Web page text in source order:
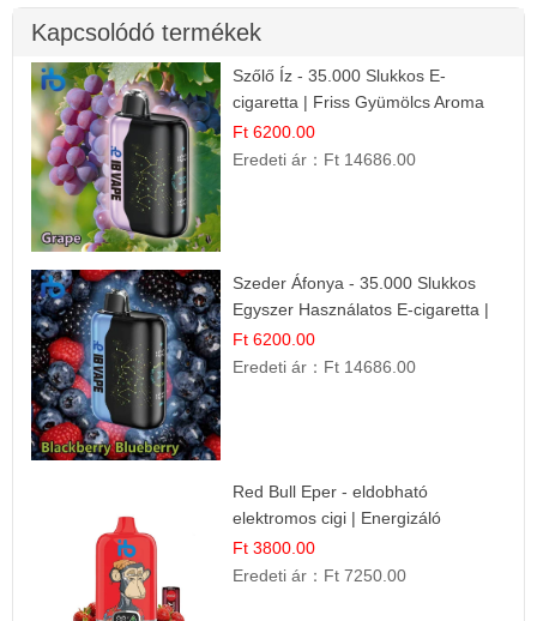
Kapcsolódó termékek
Szőlő Íz - 35.000 Slukkos E-
cigaretta | Friss Gyümölcs Aroma
Ft 6200.00
Eredeti ár： Ft 14686.00
Szeder Áfonya - 35.000 Slukkos
Egyszer Használatos E-cigaretta |
Prémium Ízélmény
Ft 6200.00
Eredeti ár： Ft 14686.00
Red Bull Eper - eldobható
elektromos cigi | Energizáló
Gyümölcs Íz
Ft 3800.00
Eredeti ár： Ft 7250.00